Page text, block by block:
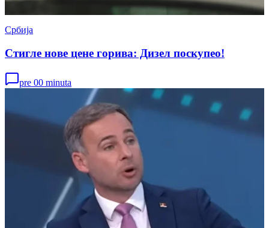
Србија
Стигле нове цене горива: Дизел поскупео!
pre 00 minuta